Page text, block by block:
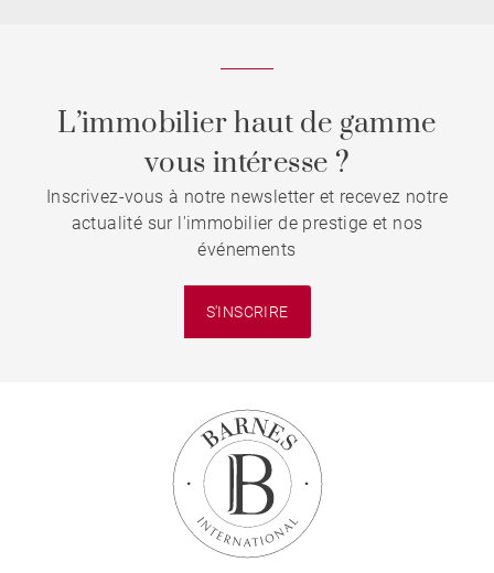
L’immobilier haut de gamme
vous intéresse ?
Inscrivez-vous à notre newsletter et recevez notre
actualité sur l'immobilier de prestige et nos
événements
S'INSCRIRE